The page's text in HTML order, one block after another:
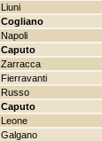
Liuni
Cogliano
Napoli
Caputo
Zarracca
Fierravanti
Russo
Caputo
Leone
Galgano